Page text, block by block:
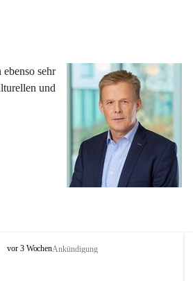
sehr
und
L
vor 3 WochenAnkündigung